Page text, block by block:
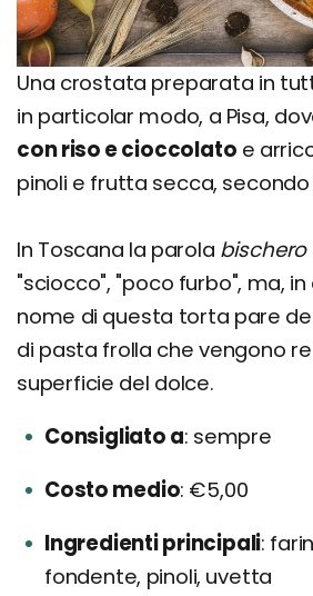
Una crostata preparata in
in particolar modo, a Pisa,
con riso e cioccolato e
pinoli e frutta secca, secondo
In Toscana la parola bischero
"sciocco", "poco furbo", ma,
nome di questa torta pare
di pasta frolla che vengono
superficie del dolce.
Consigliato a sempre
Costo medio €5,00
Ingredienti principali
fondente, pinoli, uvetta